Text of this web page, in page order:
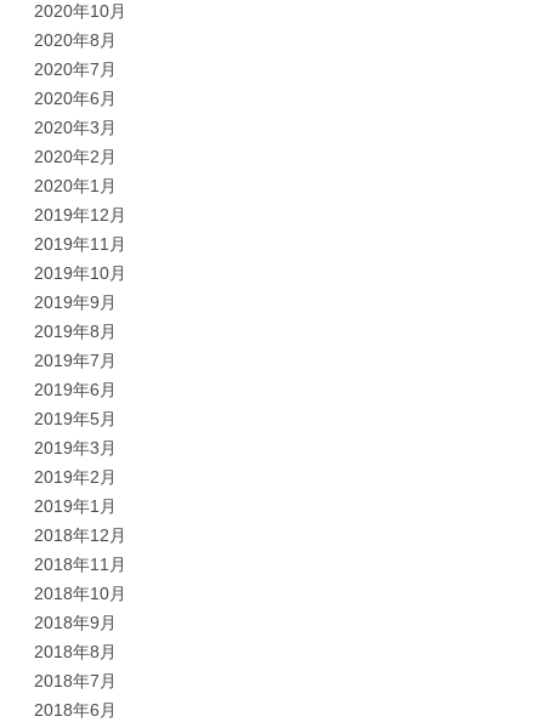
2020年10月
2020年8月
2020年7月
2020年6月
2020年3月
2020年2月
2020年1月
2019年12月
2019年11月
2019年10月
2019年9月
2019年8月
2019年7月
2019年6月
2019年5月
2019年3月
2019年2月
2019年1月
2018年12月
2018年11月
2018年10月
2018年9月
2018年8月
2018年7月
2018年6月